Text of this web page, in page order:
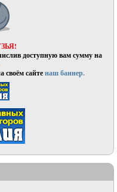
доступную вам сумму на
своём сайтенаш баннер.